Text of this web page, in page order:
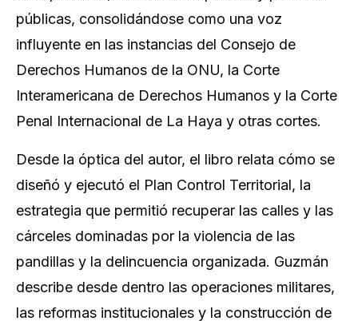
públicas, consolidándose como una voz
influyente en las instancias del Consejo de
Derechos Humanos de la ONU, la Corte
Interamericana de Derechos Humanos y la Corte
Penal Internacional de La Haya y otras cortes.
Desde la óptica del autor, el libro relata cómo se
diseñó y ejecutó el Plan Control Territorial, la
estrategia que permitió recuperar las calles y las
cárceles dominadas por la violencia de las
pandillas y la delincuencia organizada. Guzmán
describe desde dentro las operaciones militares,
las reformas institucionales y la construcción de